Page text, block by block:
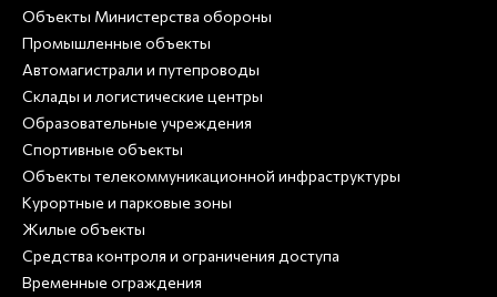
Объекты Министерства обороны
Промышленные объекты
Автомагистрали и путепроводы
Склады и логистические центры
Образовательные учреждения
Спортивные объекты
Объекты телекоммуникационной инфраструктуры
Курортные и парковые зоны
Жилые объекты
Средства контроля и ограничения доступа
Временные ограждения